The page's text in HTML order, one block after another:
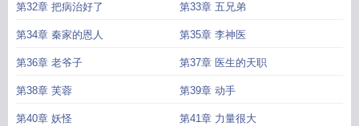
第32章 把病治好了 第33章 五兄弟
第34章 秦家的恩人 第35章 李神医
第36章 老爷子 第37章 医生的天职
第38章 芙蓉 第39章 动手
第40章 妖怪 第41章 力量很大